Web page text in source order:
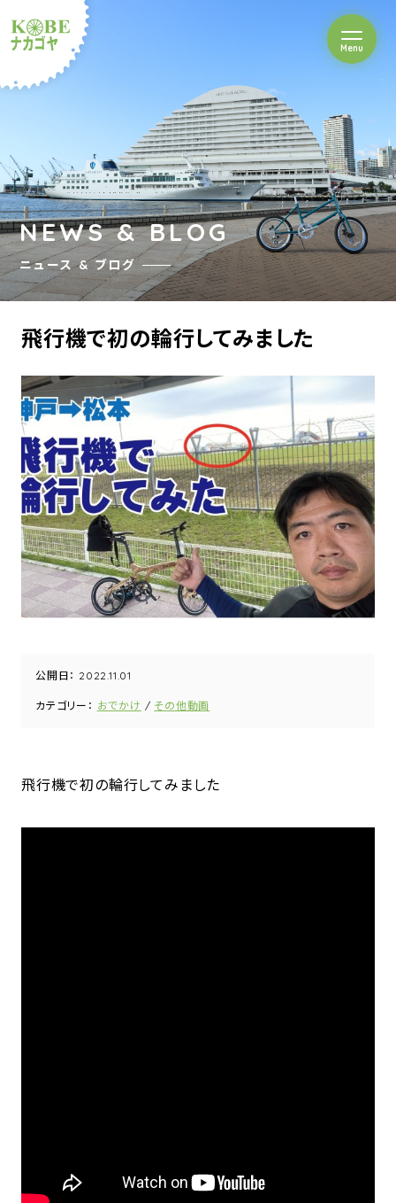
ルショップナカゴヤ
Menuを開閉
NEWS & BLOG
ニュース & ブログ
飛行機で初の輪行してみました
公開日： 2022.11.01
カテゴリー： おでかけ その他動画
飛行機で初の輪行してみました